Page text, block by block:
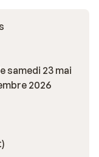
samedi 23 mai